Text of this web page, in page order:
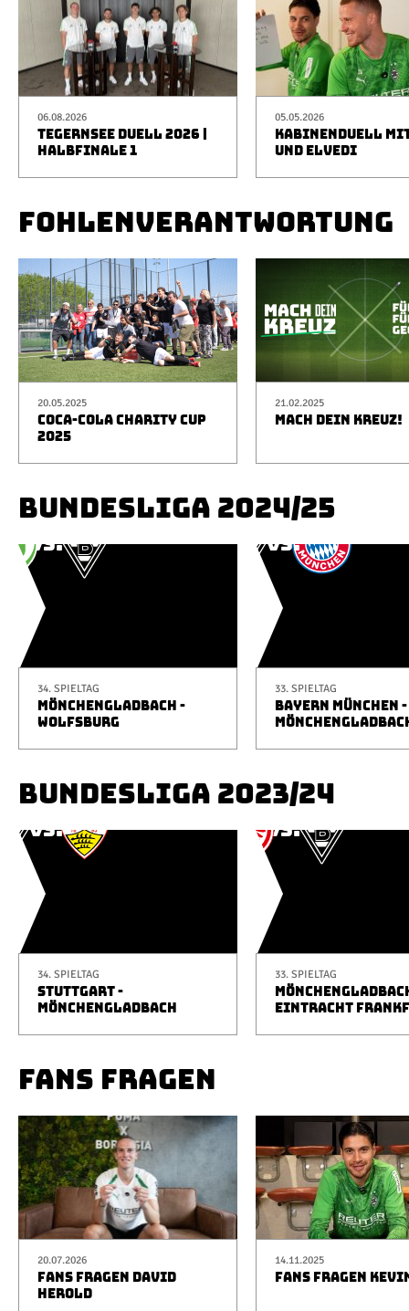
06.08.2026
TEGERNSEE DUELL 2026 |
HALBFINALE 1
05.05.2026
KABINENDUELL
UND ELVEDI
FOHLENVERANTWORTUNG
20.05.2025
COCA-COLA CHARITY CUP
2025
21.02.2025
MACH DEIN KREUZ!
BUNDESLIGA 2024/25
34. SPIELTAG
MÖNCHENGLADBACH -
WOLFSBURG
33. SPIELTAG
BAYERN MÜNCHEN -
BUNDESLIGA 2023/24
34. SPIELTAG
STUTTGART -
MÖNCHENGLADBACH
33. SPIELTAG
EINTRACHT
FANS FRAGEN
20.07.2026
FANS FRAGEN DAVID
HEROLD
14.11.2025
FANS FRAGEN